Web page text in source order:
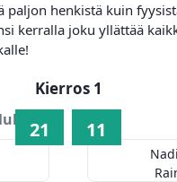
paljon henkistä kuin
kerralla joku yllättää
Kierros 1
1
21 11